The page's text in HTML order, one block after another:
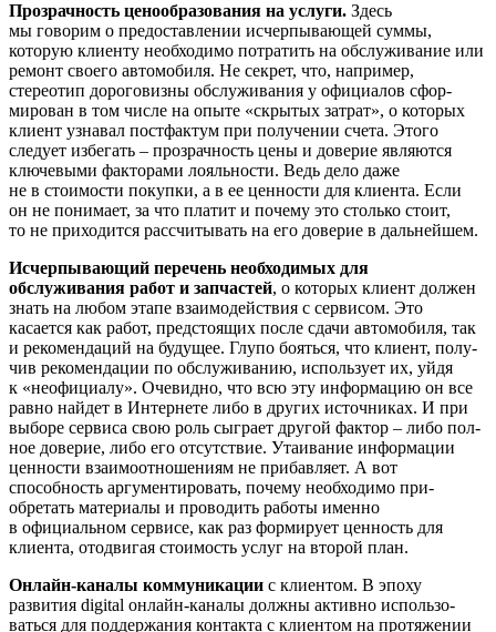
Прозрачность ценообразования на услуги. Здесь
мы говорим о предоставле­нии исчерпывающей суммы,
которую клиенту необходимо потратить на обслу­живание или
ремонт своего автомобиля. Не секрет, что, например,
стереотип доро­говизны обслуживания у официалов сфор­
мирован в том числе на опыте «скрытых затрат», о которых
клиент узнавал пост­фактум при получении счета. Этого
следует избегать – прозрачность цены и дове­рие являются
ключевыми факторами лояльности. Ведь дело даже
не в стоимости покупки, а в ее ценности для клиента. Если
он не понимает, за что платит и почему это столько стоит,
то не приходится рассчиты­вать на его доверие в дальнейшем.
Исчерпывающий перечень необходи­мых для
обслуживания работ и запча­стей, о которых клиент должен
знать на любом этапе взаимодействия с сервисом. Это
касается как работ, предстоящих после сдачи автомобиля, так
и рекомендаций на будущее. Глупо бояться, что клиент, полу­
чив рекомендации по обслуживанию, использует их, уйдя
к «неофициалу». Оче­видно, что всю эту информацию он все
равно найдет в Интернете либо в других источниках. И при
выборе сервиса свою роль сыграет другой фактор – либо пол­
ное доверие, либо его отсутствие. Утаива­ние информации
ценности взаимоотноше­ниям не прибавляет. А вот
способность аргументировать, почему необходимо при­
обретать материалы и проводить работы именно
в официальном сервисе, как раз формирует ценность для
клиента, отодви­гая стоимость услуг на второй план.
Онлайн-каналы коммуникации с клиентом. В эпоху
развития digital онлайн-каналы должны активно использо­
ваться для поддержания контакта с клиен­том на протяжении